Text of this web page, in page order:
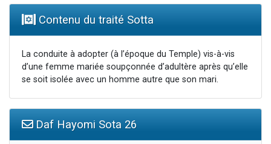
Contenu du traité Sotta
La conduite à adopter (à l’époque du Temple) vis-à-vis
d’une femme mariée soupçonnée d’adultère après qu’elle
se soit isolée avec un homme autre que son mari.
Daf Hayomi Sota 26